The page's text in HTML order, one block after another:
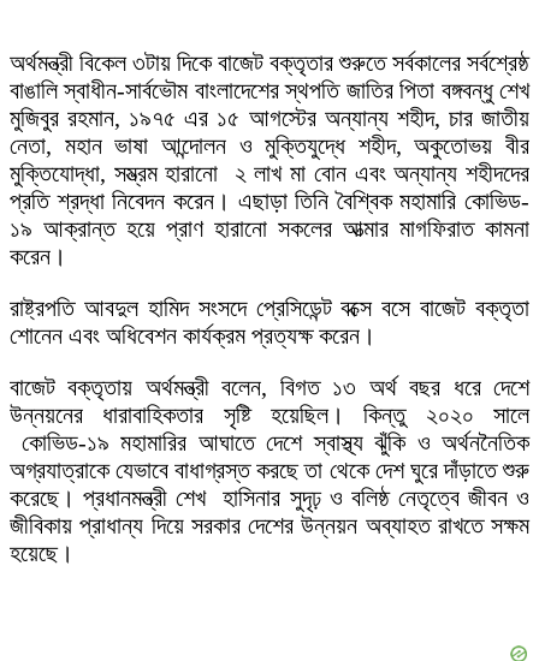
অর্থমন্ত্রী বিকেল ৩টায় দিকে বাজেট বক্তৃতার শুরুতে সর্বকালের সর্বশ্রেষ্ঠ
বাঙালি স্বাধীন-সার্বভৌম বাংলাদেশের স্থপতি জাতির পিতা বঙ্গবন্ধু শেখ
মুজিবুর রহমান, ১৯৭৫ এর ১৫ আগস্টের অন্যান্য শহীদ, চার জাতীয়
নেতা, মহান ভাষা আন্দোলন ও মুক্তিযুদ্ধে শহীদ, অকুতোভয় বীর
মুক্তিযোদ্ধা, সম্ভ্রম হারানো ২ লাখ মা বোন এবং অন্যান্য শহীদদের
প্রতি শ্রদ্ধা নিবেদন করেন। এছাড়া তিনি বৈশ্বিক মহামারি কোভিড-
১৯ আক্রান্ত হয়ে প্রাণ হারানো সকলের আত্মার মাগফিরাত কামনা
করেন।
রাষ্ট্রপতি আবদুল হামিদ সংসদে প্রেসিডেন্ট বক্সে বসে বাজেট বক্তৃতা
শোনেন এবং অধিবেশন কার্যক্রম প্রত্যক্ষ করেন।
বাজেট বক্তৃতায় অর্থমন্ত্রী বলেন, বিগত ১৩ অর্থ বছর ধরে দেশে
উন্নয়নের ধারাবাহিকতার সৃষ্টি হয়েছিল। কিন্তু ২০২০ সালে
কোভিড-১৯ মহামারির আঘাতে দেশে স্বাস্থ্য ঝুঁকি ও অর্থননৈতিক
অগ্রযাত্রাকে যেভাবে বাধাগ্রস্ত করছে তা থেকে দেশ ঘুরে দাঁড়াতে শুরু
করেছে। প্রধানমন্ত্রী শেখ হাসিনার সুদৃঢ় ও বলিষ্ঠ নেতৃত্বে জীবন ও
জীবিকায় প্রাধান্য দিয়ে সরকার দেশের উন্নয়ন অব্যাহত রাখতে সক্ষম
হয়েছে।